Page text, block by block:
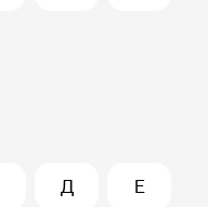
Д Е